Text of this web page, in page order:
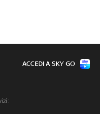
ACCEDI A SKY GO